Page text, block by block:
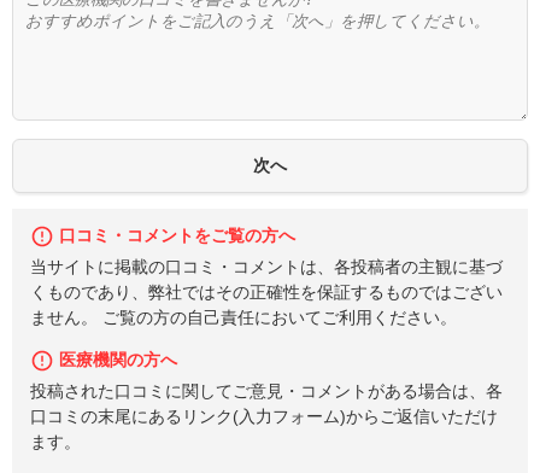
口コミ・コメントをご覧の方へ
当サイトに掲載の口コミ・コメントは、各投稿者の主観に基づ
くものであり、弊社ではその正確性を保証するものではござい
ません。 ご覧の方の自己責任においてご利用ください。
医療機関の方へ
投稿された口コミに関してご意見・コメントがある場合は、各
口コミの末尾にあるリンク(入力フォーム)からご返信いただけ
ます。